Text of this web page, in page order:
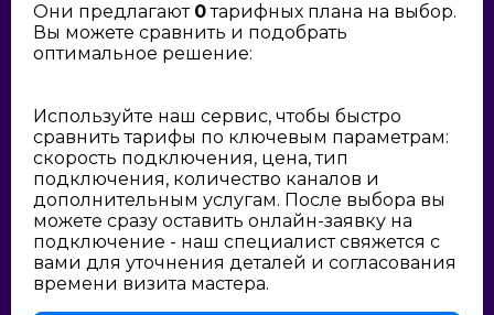
Они предлагают 0тарифных плана на выбор.
Вы можете сравнить и подобрать
оптимальное решение:
Используйте наш сервис, чтобы быстро
сравнить тарифы по ключевым параметрам:
скорость подключения, цена, тип
подключения, количество каналов и
дополнительным услугам. После выбора вы
можете сразу оставить онлайн-заявку на
подключение - наш специалист свяжется с
вами для уточнения деталей и согласования
времени визита мастера.